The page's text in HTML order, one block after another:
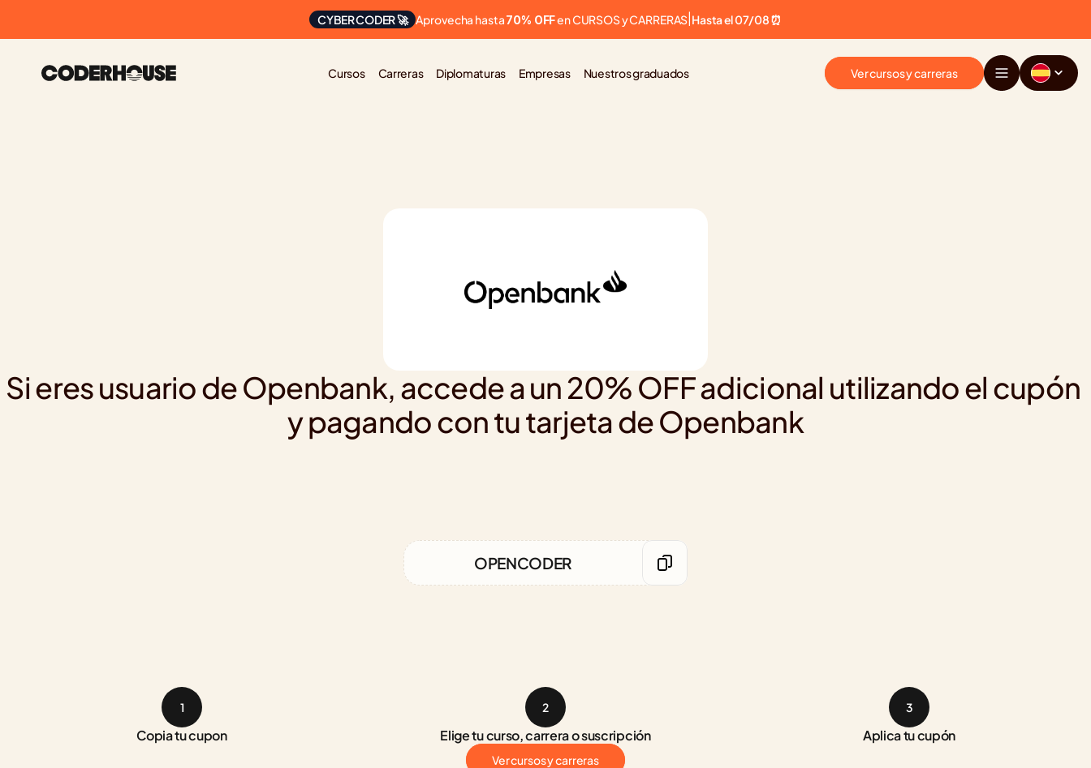
CYBER CODER 🚀 Aprovecha hasta 70% OFF en CURSOS y CARRERAS Hasta el 07/08 ⏰
Cursos Carreras Diplomaturas Empresas Nuestros graduados Ver cursos y carreras
Si eres usuario de Openbank, accede a un 20% OFF adicional utilizando el cupón
y pagando con tu tarjeta de Openbank
OPENCODER
1
Copia tu cupon
2
Elige tu curso, carrera o suscripción
3
Aplica tu cupón
Ver cursos y carreras